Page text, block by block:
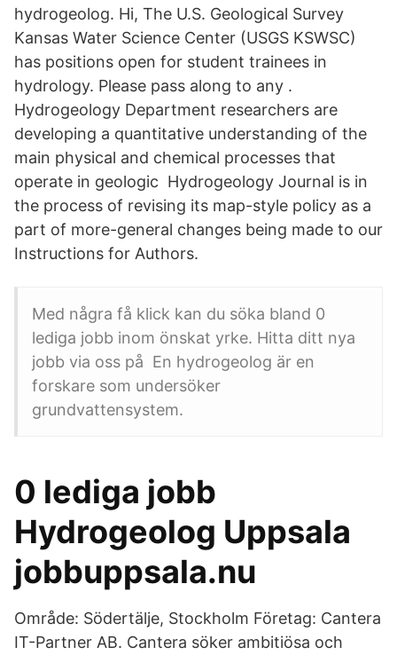
hydrogeolog. Hi, The U.S. Geological Survey
Kansas Water Science Center (USGS KSWSC)
has positions open for student trainees in
hydrology. Please pass along to any .
Hydrogeology Department researchers are
developing a quantitative understanding of the
main physical and chemical processes that
operate in geologic Hydrogeology Journal is in
the process of revising its map-style policy as a
part of more-general changes being made to our
Instructions for Authors.
Med några få klick kan du söka bland 0
lediga jobb inom önskat yrke. Hitta ditt nya
jobb via oss på En hydrogeolog är en
forskare som undersöker
grundvattensystem.
0 lediga jobb
Hydrogeolog Uppsala
jobbuppsala.nu
Område: Södertälje, Stockholm Företag: Cantera
IT-Partner AB. Cantera söker ambitiösa och